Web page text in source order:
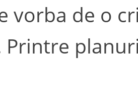
vorba de o
Printre